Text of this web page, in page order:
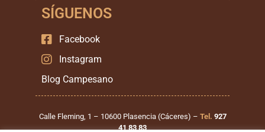
SÍGUENOS
Facebook
Instagram
Blog Campesano
Calle Fleming, 1 – 10600 Plasencia (Cáceres) – Tel. 927
41 83 83